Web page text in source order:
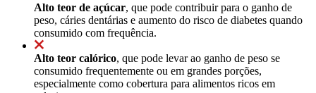
Alto teor de açúcar, que pode contribuir para o ganho de
peso, cáries dentárias e aumento do risco de diabetes quando
consumido com frequência.
Alto teor calórico, que pode levar ao ganho de peso se
consumido frequentemente ou em grandes porções,
especialmente como cobertura para alimentos ricos em